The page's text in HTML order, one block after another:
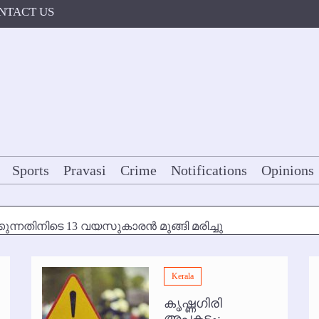
US
Sports Pravasi Crime Notifications Opinions
13 വയസുകാരന്‍ മുങ്ങി മരിച്ചു
മുതല്‍
ഇല്ല
Kerala
കൃഷ്ണഗിരി